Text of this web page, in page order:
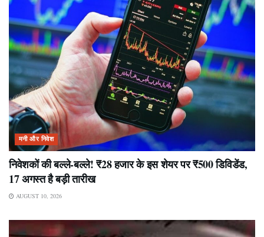
मनी और निवेश
निवेशकों की बल्ले-बल्ले! ₹28 हजार के इस शेयर पर ₹500 डिविडेंड,
17 अगस्त है बड़ी तारीख
AUGUST 10, 2026